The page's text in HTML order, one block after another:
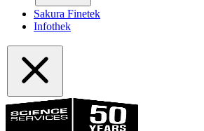
Sakura Finetek
Infothek